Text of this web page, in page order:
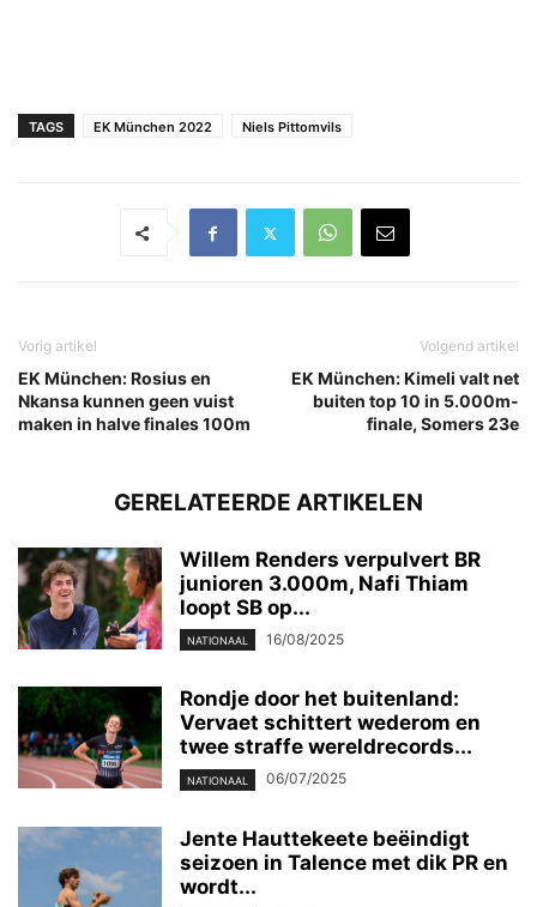
TAGS EK München 2022 Niels Pittomvils
Vorig artikel
EK München: Rosius en
Nkansa kunnen geen vuist
maken in halve finales 100m
Volgend artikel
EK München: Kimeli valt net
buiten top 10 in 5.000m-
finale, Somers 23e
GERELATEERDE ARTIKELEN
Willem Renders verpulvert BR
junioren 3.000m, Nafi Thiam
loopt SB op...
NATIONAAL 16/08/2025
Rondje door het buitenland:
Vervaet schittert wederom en
twee straffe wereldrecords...
NATIONAAL 06/07/2025
Jente Hauttekeete beëindigt
seizoen in Talence met dik PR en
wordt...